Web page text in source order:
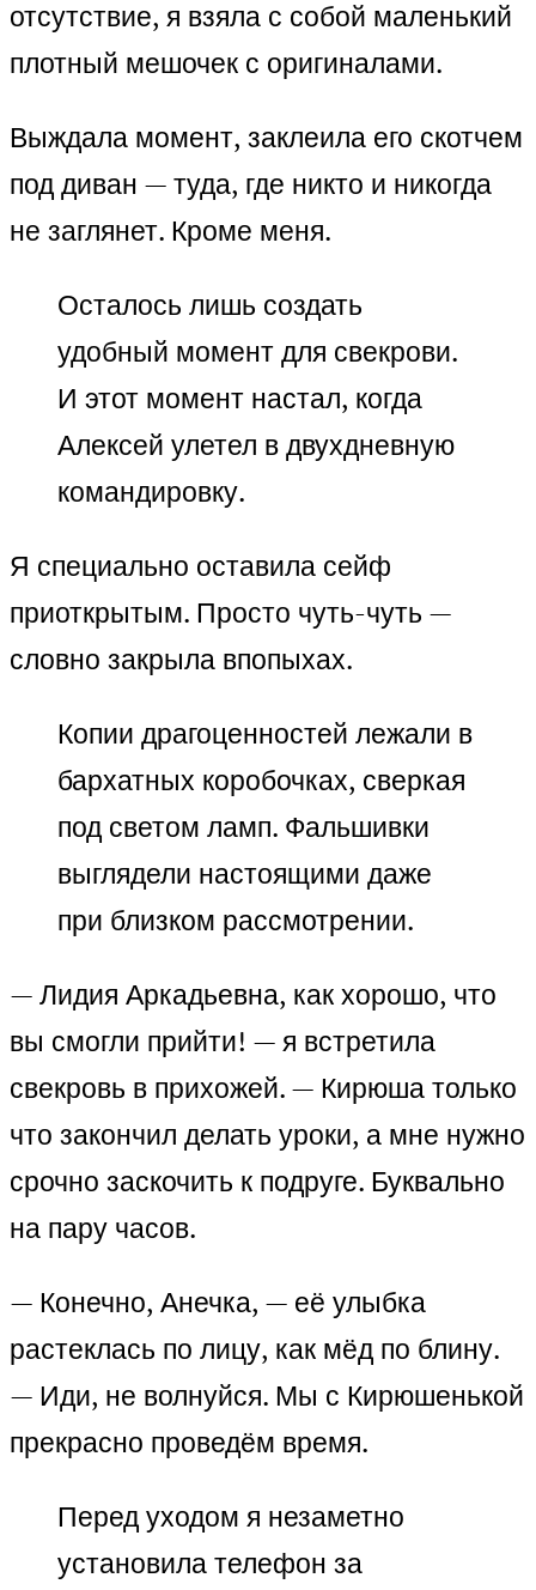
отсутствие, я взяла с собой маленький
плотный мешочек с оригиналами.
Выждала момент, заклеила его скотчем
под диван — туда, где никто и никогда
не заглянет. Кроме меня.
Осталось лишь создать
удобный момент для свекрови.
И этот момент настал, когда
Алексей улетел в двухдневную
командировку.
Я специально оставила сейф
приоткрытым. Просто чуть-чуть —
словно закрыла впопыхах.
Копии драгоценностей лежали в
бархатных коробочках, сверкая
под светом ламп. Фальшивки
выглядели настоящими даже
при близком рассмотрении.
— Лидия Аркадьевна, как хорошо, что
вы смогли прийти! — я встретила
свекровь в прихожей. — Кирюша только
что закончил делать уроки, а мне нужно
срочно заскочить к подруге. Буквально
на пару часов.
— Конечно, Анечка, — её улыбка
растеклась по лицу, как мёд по блину.
— Иди, не волнуйся. Мы с Кирюшенькой
прекрасно проведём время.
Перед уходом я незаметно
установила телефон за